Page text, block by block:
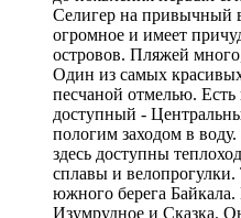
Селигер на привычный
огромное и имеет
островов. Пляжей
Один из самых
песчаной отмелью.
доступный -
пологим заходом в
здесь доступны
сплавы и велопрогулки.
южного берега
Изумрудное и Сказка.